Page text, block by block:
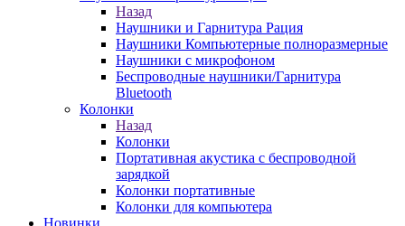
Назад
Наушники и Гарнитура Рация
Наушники Компьютерные полноразмерные
Наушники с микрофоном
Беспроводные наушники/Гарнитура
Bluetooth
Колонки
Назад
Колонки
Портативная акустика с беспроводной
зарядкой
Колонки портативные
Колонки для компьютера
Новинки